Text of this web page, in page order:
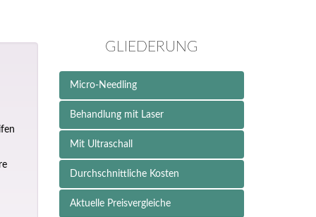
GLIEDERUNG
Micro-Needling
Behandlung mit Laser
Mit Ultraschall
Durchschnittliche Kosten
Aktuelle Preisvergleiche